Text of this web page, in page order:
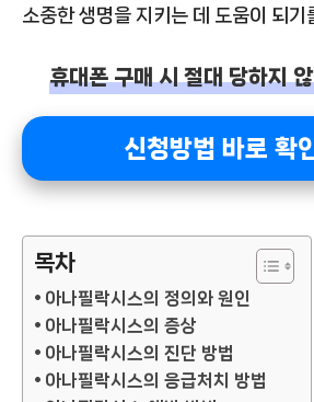
소중한 생명을 지키는 데 도움이 되기
휴대폰 구매 시 절대 당하지
신청방법 바로 확
목차
아나필락시스의 정의와 원인
아나필락시스의 증상
아나필락시스의 진단 방법
아나필락시스의 응급처치 방법